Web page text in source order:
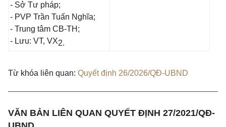
- Sở Tư pháp;
- PVP Trần Tuấn Nghĩa;
- Trung tâm CB-TH;
- Lưu: VT, VX2.
Từ khóa liên quan: Quyết định 26/2026/QĐ-UBND
VĂN BẢN LIÊN QUAN QUYẾT ĐỊNH 27/2021/QĐ-